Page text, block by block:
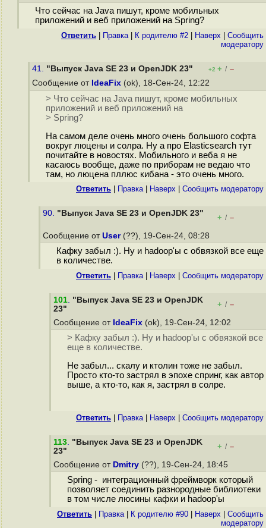
Что сейчас на Java пишут, кроме мобильных
приложений и веб приложений на Spring?
Ответить Правка| К родителю #2 Наверх
Cообщить
модератору
41. "Выпуск Java SE 23 и OpenJDK 23" +2 + / –
Сообщение от IdeaFix (ok), 18-Сен-24, 12:22
> Что сейчас на Java пишут, кроме мобильных
приложений и веб приложений на
> Spring?
На самом деле очень много очень большого софта
вокруг люцены и солра. Ну а про Elasticsearch тут
почитайте в новостях. Мобильного и веба я не
касаюсь вообще, даже по приборам не ведаю что
там, но люцена пллюс кибана - это очень много.
Ответить Правка| Наверх Cообщить модератору
90. "Выпуск Java SE 23 и OpenJDK 23" + / –
Сообщение от User(??), 19-Сен-24, 08:28
Кафку забыл :). Ну и hadoop'ы с обвязкой все еще
в количестве.
Ответить Правка| Наверх Cообщить модератору
101. "Выпуск Java SE 23 и OpenJDK
23"
+ / –
Сообщение от IdeaFix (ok), 19-Сен-24, 12:02
> Кафку забыл :). Ну и hadoop'ы с обвязкой все
еще в количестве.
Не забыл... скалу и ктолин тоже не забыл.
Просто кто-то застрял в эпохе спринг, как автор
выше, а кто-то, как я, застрял в солре.
Ответить Правка| Наверх Cообщить модератору
113. "Выпуск Java SE 23 и OpenJDK
23"
+ / –
Сообщение от Dmitry (??), 19-Сен-24, 18:45
Spring - интеграционный фреймворк который
позволяет соединить разнородные библиотеки
в том числе люсины кафки и hadoop'ы
Ответить Правка| К родителю #90 Наверх
Cообщить
модератору